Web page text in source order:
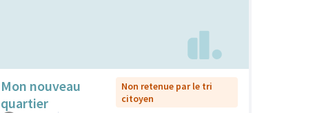
Mon nouveau
quartier
Non retenue par le tri
citoyen